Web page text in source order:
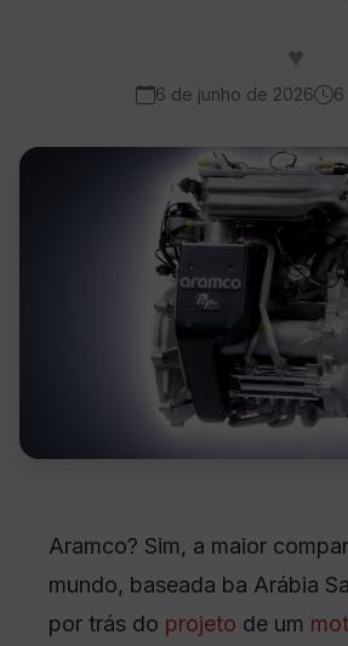
♥
6 de junho de 2026 6
Aramco? Sim, a maior
mundo, baseada ba Arábia
por trás do projeto de um